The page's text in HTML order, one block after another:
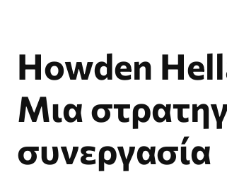
Howden
Μια
συνεργασία